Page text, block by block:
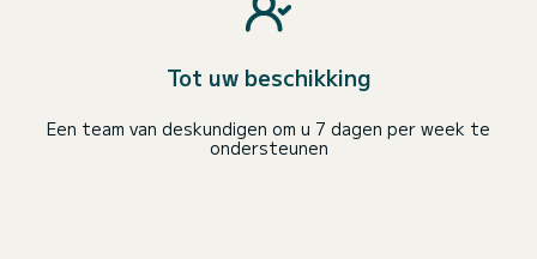
Tot uw beschikking
Een team van deskundigen om u 7 dagen per week te
ondersteunen